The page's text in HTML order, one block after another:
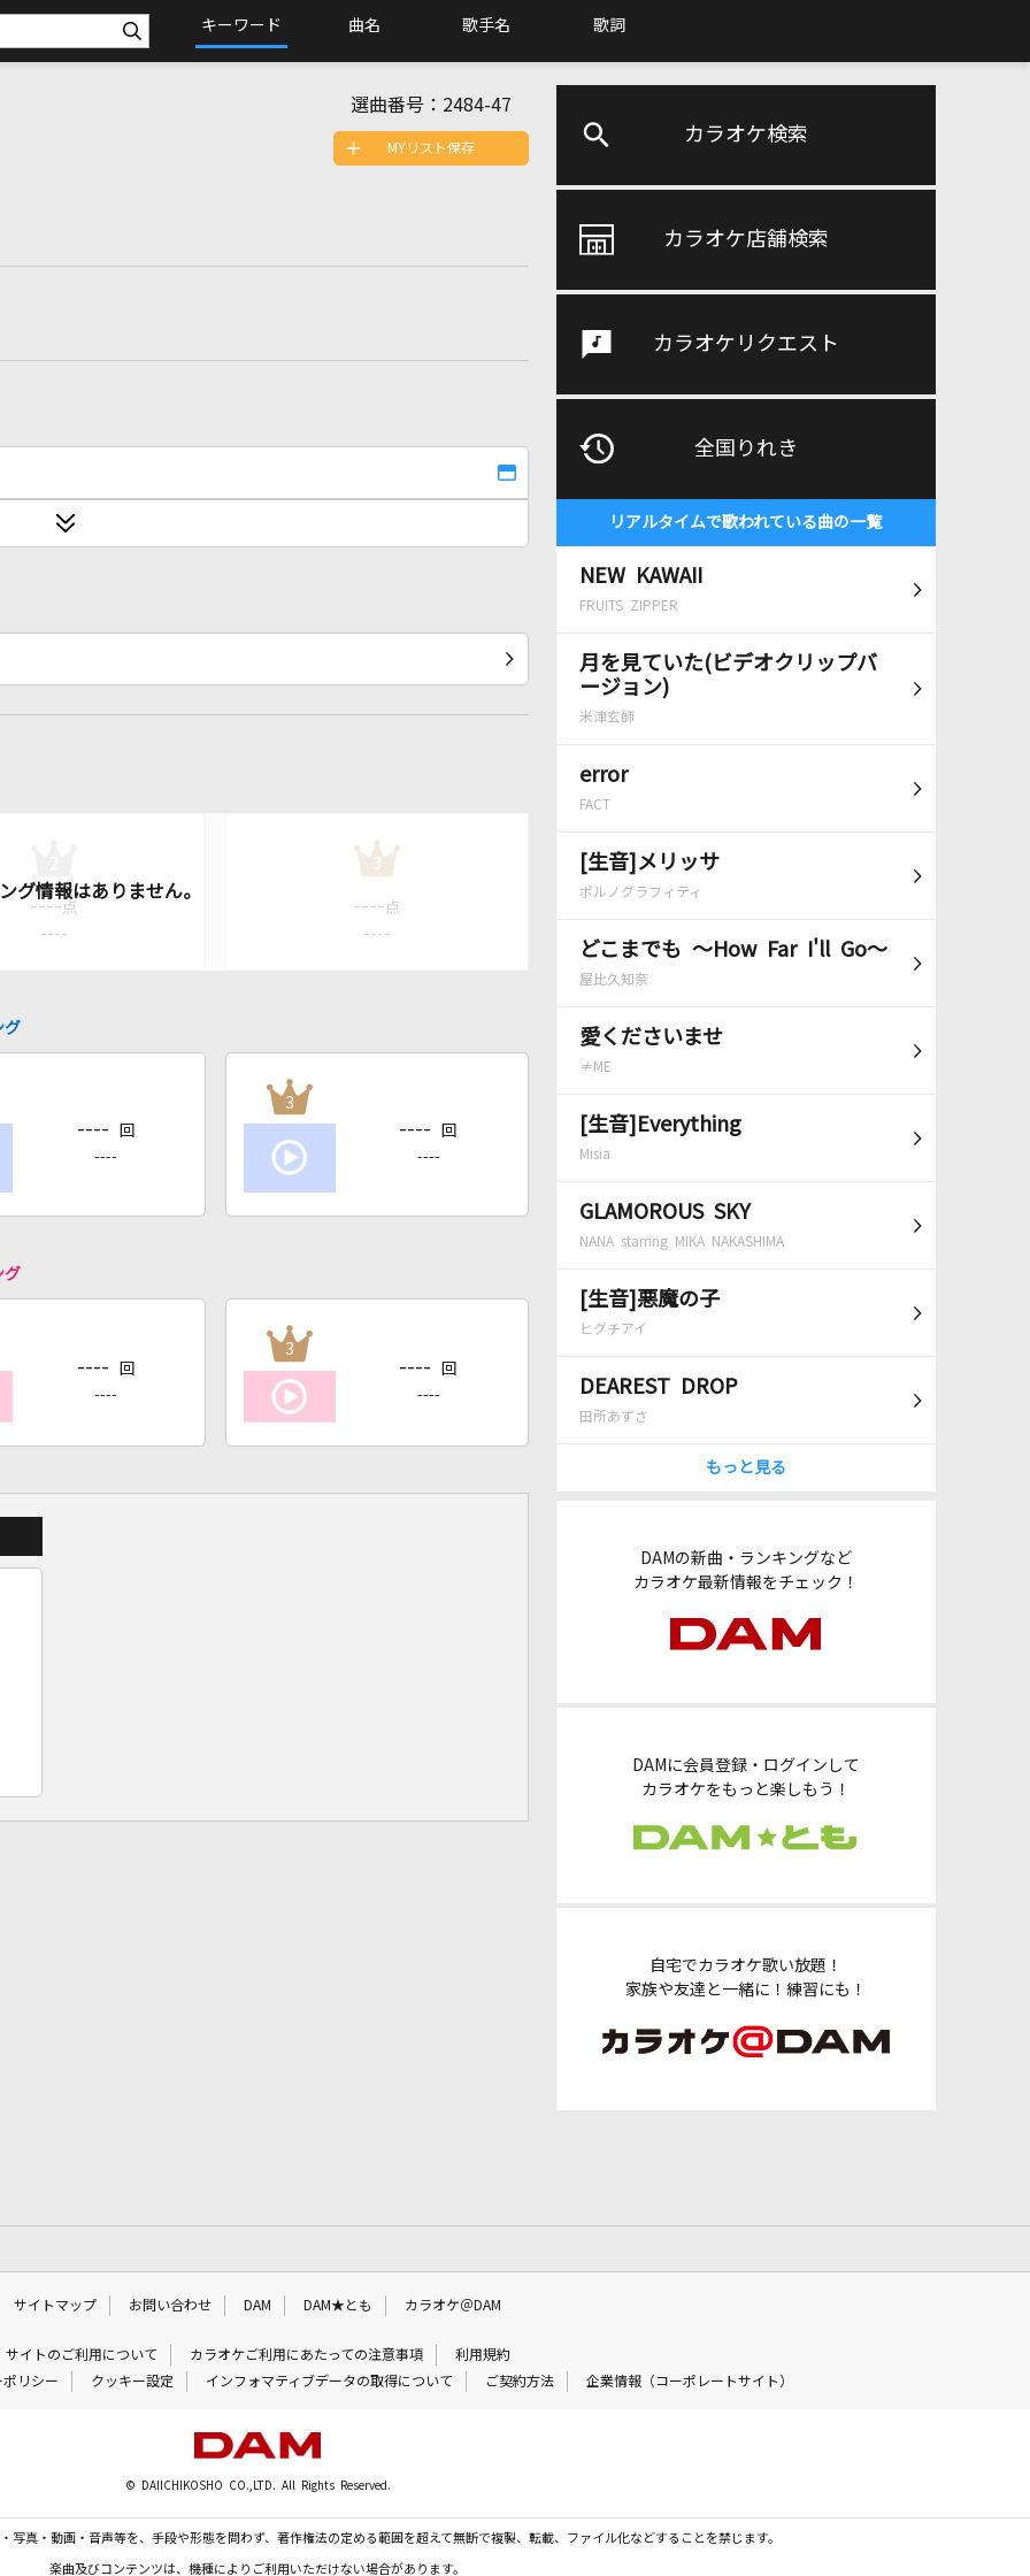
キーワード 曲名 歌手名 歌詞
カラオケ検索
カラオケ店舗検索
カラオケリクエスト
全国りれき
リアルタイムで歌われている曲の一覧
NEW KAWAII
FRUITS ZIPPER
月を見ていた(ビデオクリップバ
ージョン)
米津玄師
error
FACT
[生音]メリッサ
ポルノグラフィティ
どこまでも ～How Far I'll Go～
屋比久知奈
愛くださいませ
≠ME
[生音]Everything
Misia
GLAMOROUS SKY
NANA starring MIKA NAKASHIMA
[生音]悪魔の子
ヒグチアイ
DEAREST DROP
田所あずさ
もっと見る
DAMの新曲・ランキングなど
カラオケ最新情報をチェック！
DAMに会員登録・ログインして
カラオケをもっと楽しもう！
自宅でカラオケ歌い放題！
家族や友達と一緒に！練習にも！
選曲番号： 2484-47
MYリスト保存
---- 点
----
3
---- 点
----
グ
---- 回
----
3
---- 回
----
グ
---- 回
----
3
---- 回
----
サイトマップ お問い合わせ DAM DAM★とも カラオケ＠DAM
サイトのご利用について カラオケご利用にあたっての注意事項
利用規約
リシー
クッキー設定 インフォマティブデータの取得について ご契約方法 企業情報（コーポレートサイト）
© DAIICHIKOSHO CO.,LTD. All Rights Reserved.
写真・動画・音声等を、手段や形態を問わず、著作権法の定める範囲を超えて無断で複製、転載、ファイル化などすることを禁じます。
楽曲及びコンテンツは、機種によりご利用いただけない場合があります。